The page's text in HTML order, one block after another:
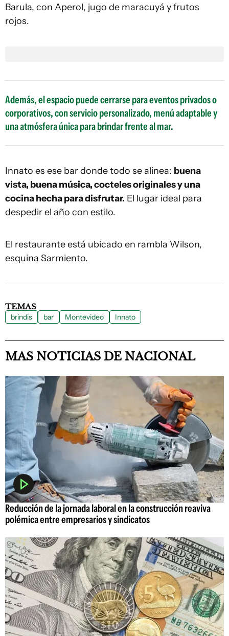
Barula, con Aperol, jugo de maracuyá y frutos
rojos.
Además, el espacio puede cerrarse para eventos privados o
corporativos, con servicio personalizado, menú adaptable y
una atmósfera única para brindar frente al mar.
Innato es ese bar donde todo se alinea: buena
vista, buena música, cocteles originales y una
cocina hecha para disfrutar. El lugar ideal para
despedir el año con estilo.
El restaurante está ubicado en rambla Wilson,
esquina Sarmiento.
TEMAS
brindis bar Montevideo Innato
MAS NOTICIAS DE NACIONAL
Reducción de la jornada laboral en la construcción reaviva
polémica entre empresarios y sindicatos